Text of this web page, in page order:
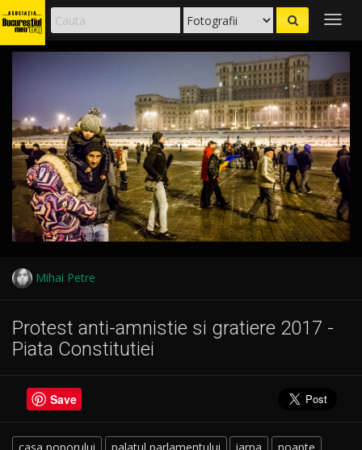
Mihai Petre
Protest anti-amnistie si gratiere 2017 -
Piata Constitutiei
Save